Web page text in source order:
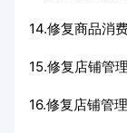
14.修复商品消
15.修复店铺管
16.修复店铺管